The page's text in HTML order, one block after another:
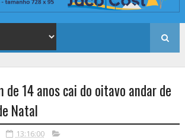
de 14 anos cai do oitavo andar de
Natal
13:16:00